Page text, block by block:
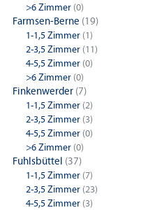
>6 Zimmer (0)
Farmsen-Berne (19)
1-1,5 Zimmer (1)
2-3,5 Zimmer (11)
4-5,5 Zimmer (0)
>6 Zimmer (0)
Finkenwerder (7)
1-1,5 Zimmer (2)
2-3,5 Zimmer (3)
4-5,5 Zimmer (0)
>6 Zimmer (0)
Fuhlsbüttel (37)
1-1,5 Zimmer (7)
2-3,5 Zimmer (23)
4-5,5 Zimmer (3)